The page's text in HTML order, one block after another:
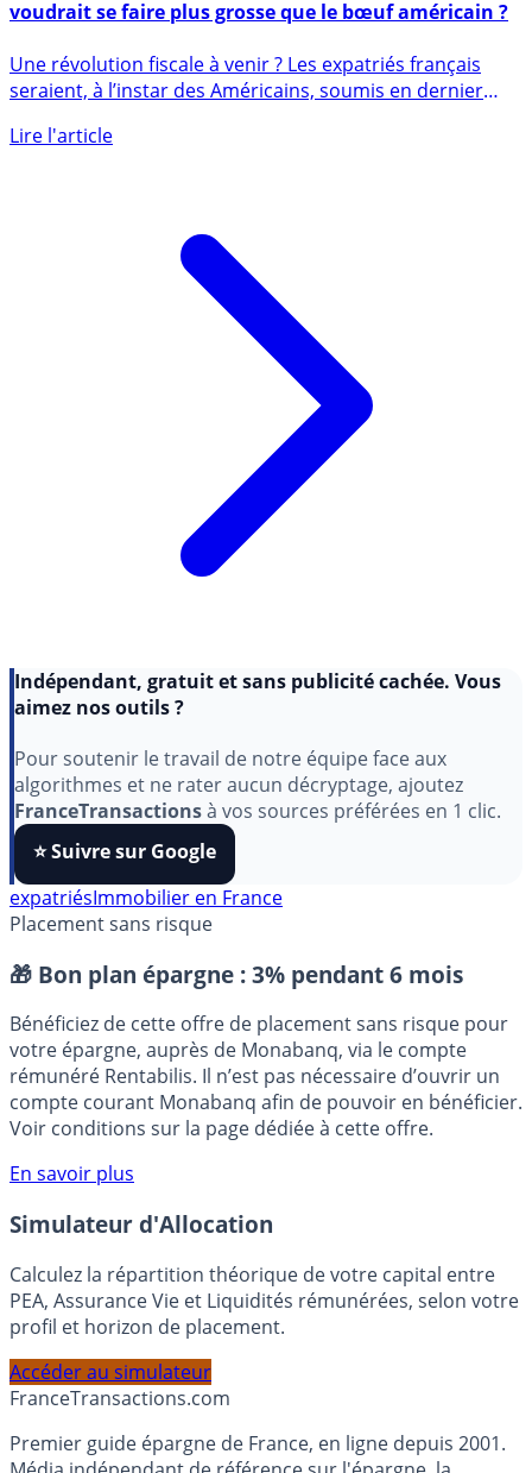
voudrait se faire plus grosse que le bœuf américain ?
seraient, à l’instar des Américains, soumis en dernier
aimez nos outils ?
Pour soutenir le travail de notre équipe face aux
algorithmes et ne rater aucun décryptage, ajoutez
FranceTransactionsà vos sources préférées en 1 clic.
⭐️ Suivre sur Google
Placement sans risque
🎁 Bon plan épargne : 3% pendant 6 mois
Bénéficiez de cette offre de placement sans risque pour
votre épargne, auprès de Monabanq, via le compte
rémunéré Rentabilis. Il n’est pas nécessaire d’ouvrir un
Voir conditions sur la page dédiée à cette offre.
En savoir plus
Simulateur d'Allocation
Calculez la répartition théorique de votre capital entre
profil et horizon de placement.
FranceTransactions.com